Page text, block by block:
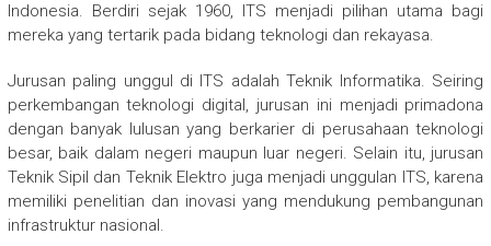
Indonesia. Berdiri sejak 1960, ITS menjadi pilihan utama bagi
mereka yang tertarik pada bidang teknologi dan rekayasa.
Jurusan paling unggul di ITS adalah Teknik Informatika. Seiring
perkembangan teknologi digital, jurusan ini menjadi primadona
dengan banyak lulusan yang berkarier di perusahaan teknologi
besar, baik dalam negeri maupun luar negeri. Selain itu, jurusan
Teknik Sipil dan Teknik Elektro juga menjadi unggulan ITS, karena
memiliki penelitian dan inovasi yang mendukung pembangunan
infrastruktur nasional.